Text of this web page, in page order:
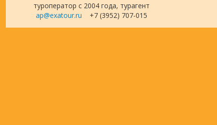
туроператор с 2004 года, турагент
ap@exatour.ru +7 (3952) 707-015